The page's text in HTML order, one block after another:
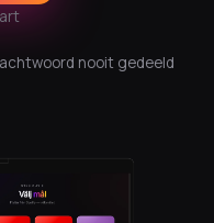
nooit gedeeld